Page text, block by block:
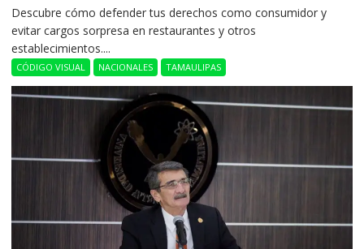
Descubre cómo defender tus derechos como consumidor y
evitar cargos sorpresa en restaurantes y otros
establecimientos....
CÓDIGO VISUAL NACIONALES TAMAULIPAS